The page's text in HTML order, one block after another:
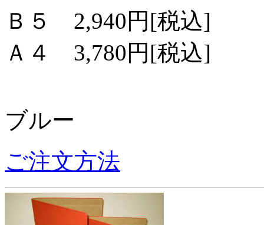
Ｂ５ 2,940円[税込]
Ａ４ 3,780円[税込]
ブルー
ご注文方法